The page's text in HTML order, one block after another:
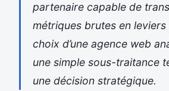
partenaire capable de
métriques brutes en leviers
choix d’une agence web
une simple sous-traitance
une décision stratégique.